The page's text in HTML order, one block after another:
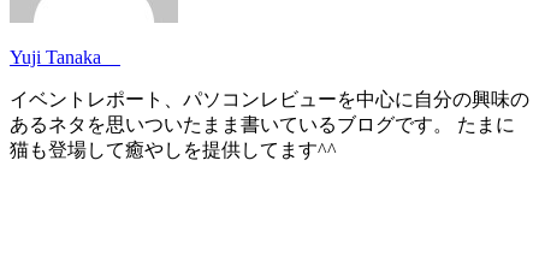
Yuji Tanaka
イベントレポート、パソコンレビューを中心に自分の興味の
あるネタを思いついたまま書いているブログです。 たまに
猫も登場して癒やしを提供してます^^